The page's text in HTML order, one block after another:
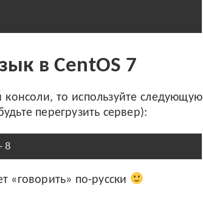
в CentOS 7
то используйте следующую
перегрузить сервер):
8
«говорить» по-русски